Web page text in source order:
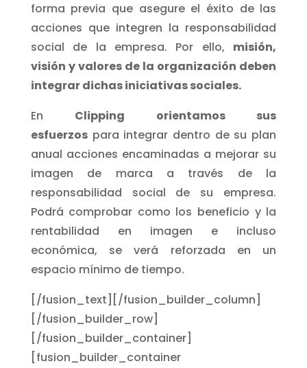
forma previa que asegure el éxito de las
acciones que integren la responsabilidad
social de la empresa. Por ello, misión,
visión y valores de la organización deben
integrar dichas iniciativas sociales.
En Clipping orientamos sus
esfuerzospara integrar dentro de su plan
anual acciones encaminadas a mejorar su
imagen de marca a través de la
responsabilidad social de su empresa.
Podrá comprobar como los beneficio y la
rentabilidad en imagen e incluso
económica, se verá reforzada en un
espacio mínimo de tiempo.
[/fusion_text][/fusion_builder_column]
[/fusion_builder_row]
[/fusion_builder_container]
[fusion_builder_container